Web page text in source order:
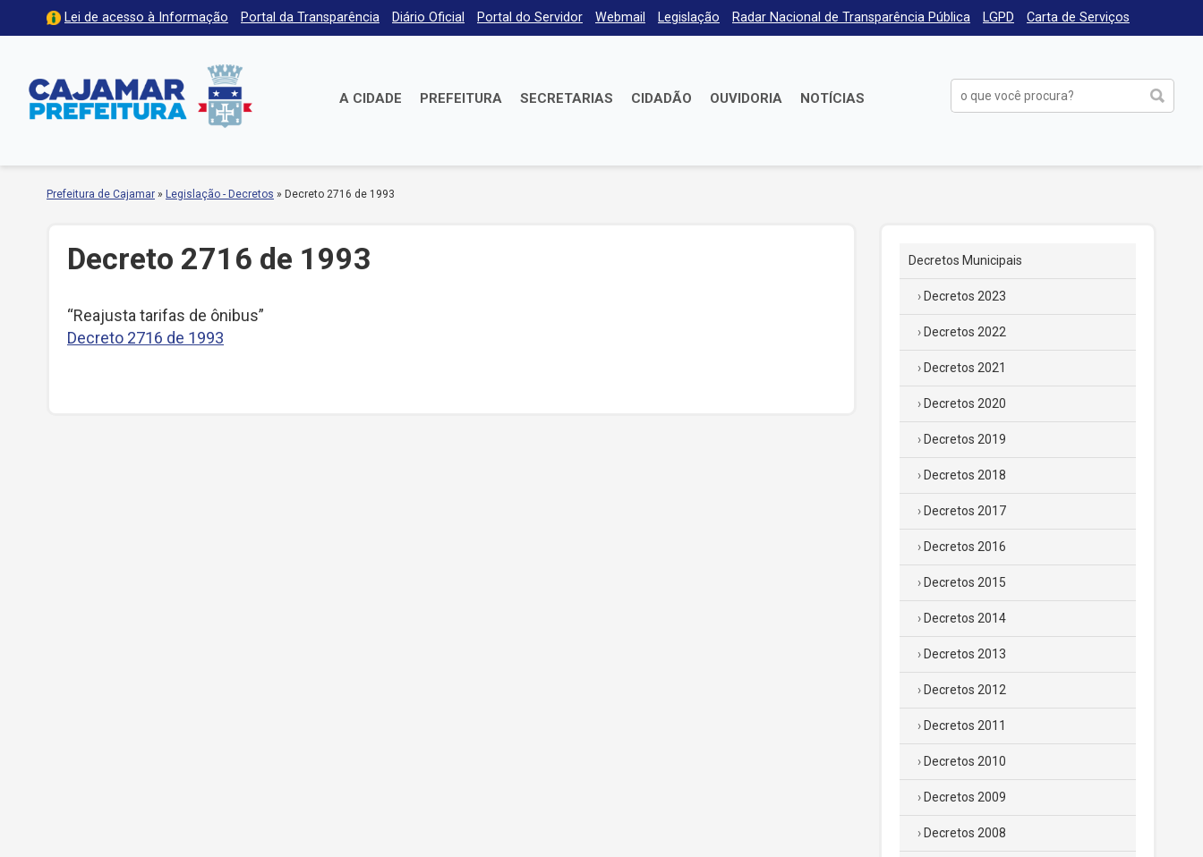
Lei de acesso à Informação Portal da Transparência Diário Oficial Portal do Servidor Webmail Legislação Radar Nacional de Transparência Pública LGPD Carta de Serviços
A CIDADE PREFEITURA SECRETARIAS CIDADÃO OUVIDORIA NOTÍCIAS
Prefeitura de Cajamar » Legislação - Decretos » Decreto 2716 de 1993
Decreto 2716 de 1993
“Reajusta tarifas de ônibus”
Decreto 2716 de 1993
Decretos Municipais
Decretos 2023
Decretos 2022
Decretos 2021
Decretos 2020
Decretos 2019
Decretos 2018
Decretos 2017
Decretos 2016
Decretos 2015
Decretos 2014
Decretos 2013
Decretos 2012
Decretos 2011
Decretos 2010
Decretos 2009
Decretos 2008